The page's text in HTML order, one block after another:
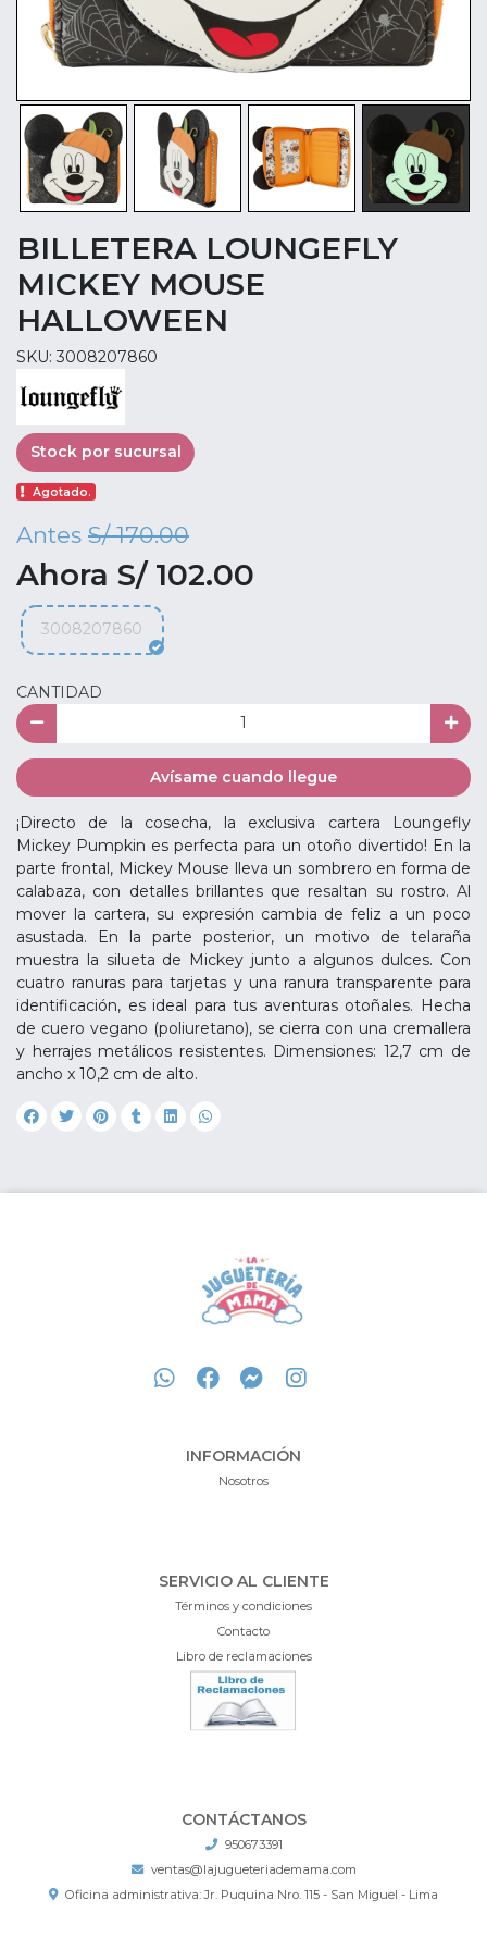
BILLETERA LOUNGEFLY
MICKEY MOUSE
HALLOWEEN
SKU: 3008207860
Stock por sucursal
Agotado.
Antes S/ 170.00
Ahora S/ 102.00
3008207860
CANTIDAD
Avísame cuando llegue
¡Directo de la cosecha, la exclusiva cartera Loungefly
Mickey Pumpkin es perfecta para un otoño divertido! En la
parte frontal, Mickey Mouse lleva un sombrero en forma de
calabaza, con detalles brillantes que resaltan su rostro. Al
mover la cartera, su expresión cambia de feliz a un poco
asustada. En la parte posterior, un motivo de telaraña
muestra la silueta de Mickey junto a algunos dulces. Con
cuatro ranuras para tarjetas y una ranura transparente para
identificación, es ideal para tus aventuras otoñales. Hecha
de cuero vegano (poliuretano), se cierra con una cremallera
y herrajes metálicos resistentes. Dimensiones: 12,7 cm de
ancho x 10,2 cm de alto.
INFORMACIÓN
Nosotros
SERVICIO AL CLIENTE
Términos y condiciones
Contacto
Libro de reclamaciones
CONTÁCTANOS
950673391
ventas@lajugueteriademama.com
Oficina administrativa: Jr. Puquina Nro. 115 - San Miguel - Lima